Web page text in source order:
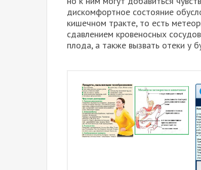
дискомфортное состояние
кишечном тракте, то есть
сдавлением кровеносных
плода, а также вызвать отеки у